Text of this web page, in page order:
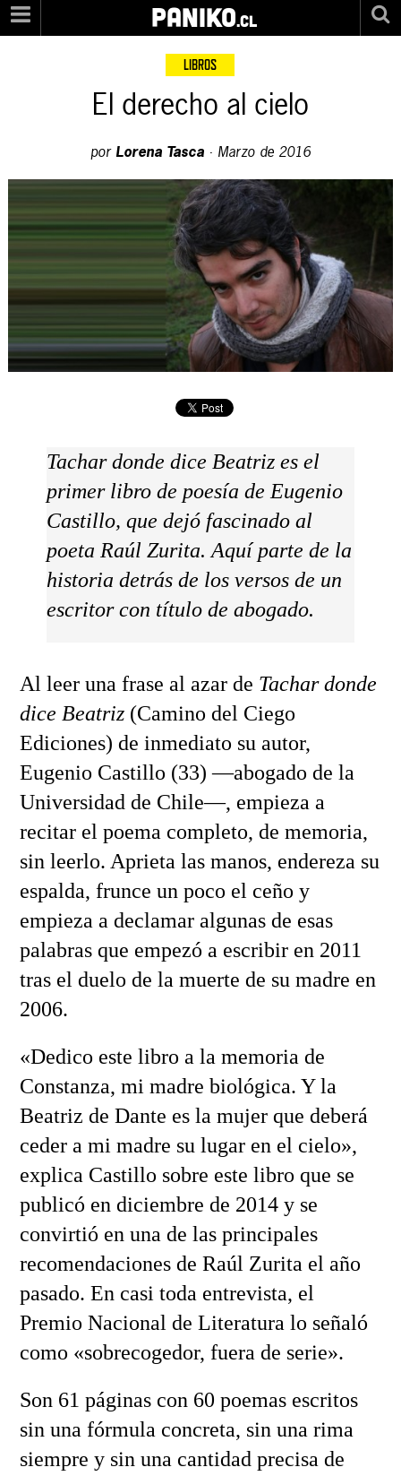
PANIKO.cl
LIBROS
El derecho al cielo
por Lorena Tasca· Marzo de 2016
Tachar donde dice Beatriz es el
primer libro de poesía de Eugenio
Castillo, que dejó fascinado al
poeta Raúl Zurita. Aquí parte de la
historia detrás de los versos de un
escritor con título de abogado.
Al leer una frase al azar de Tachar donde
dice Beatriz(Camino del Ciego
Ediciones) de inmediato su autor,
Eugenio Castillo (33) —abogado de la
Universidad de Chile—, empieza a
recitar el poema completo, de memoria,
sin leerlo. Aprieta las manos, endereza su
espalda, frunce un poco el ceño y
empieza a declamar algunas de esas
palabras que empezó a escribir en 2011
tras el duelo de la muerte de su madre en
2006.
«Dedico este libro a la memoria de
Constanza, mi madre biológica. Y la
Beatriz de Dante es la mujer que deberá
ceder a mi madre su lugar en el cielo»,
explica Castillo sobre este libro que se
publicó en diciembre de 2014 y se
convirtió en una de las principales
recomendaciones de Raúl Zurita el año
pasado. En casi toda entrevista, el
Premio Nacional de Literatura lo señaló
como «sobrecogedor, fuera de serie».
Son 61 páginas con 60 poemas escritos
sin una fórmula concreta, sin una rima
siempre y sin una cantidad precisa de